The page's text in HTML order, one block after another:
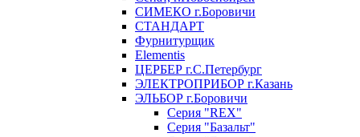
СИМЕКО г.Боровичи
СТАНДАРТ
Фурнитурщик
Elementis
ЦЕРБЕР г.С.Петербург
ЭЛЕКТРОПРИБОР г.Казань
ЭЛЬБОР г.Боровичи
Серия "REX"
Серия "Базальт"